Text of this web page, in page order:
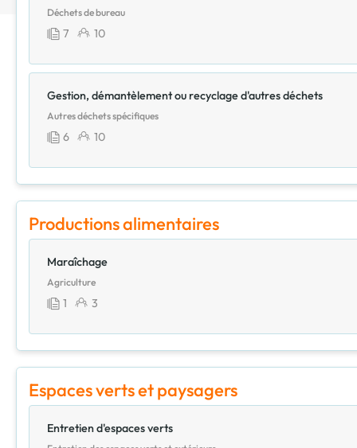
Déchets de bureau
7 10
Gestion, démantèlement ou recyclage d'autres déchets
Autres déchets spécifiques
6 10
Productions alimentaires
Maraîchage
Agriculture
1 3
Espaces verts et paysagers
Entretien d'espaces verts